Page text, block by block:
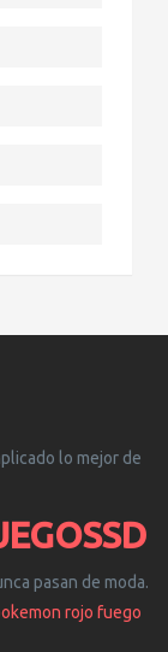
lo mejor de
pasan de moda.
rojo fuego